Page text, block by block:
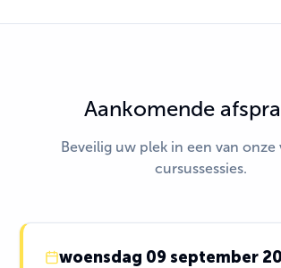
Aankomende
Beveilig uw plek in een van onze
cursussessies.
woensdag 09 september